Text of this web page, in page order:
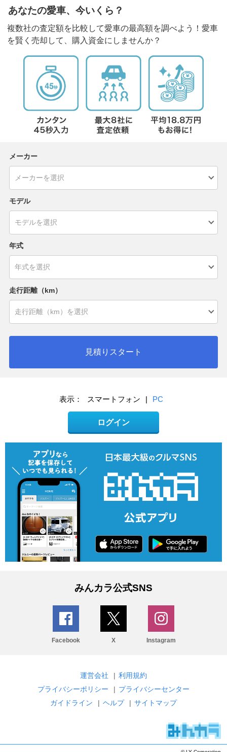
あなたの愛車、今いくら？
複数社の査定額を比較して愛車の最高額を調べよう！愛車
を賢く売却して、購入資金にしませんか？
メーカー
モデル
年式
走行距離（km）
見積りスタート
表示： スマートフォン | PC
ログイン
みんカラ公式SNS
Facebook X Instagram
運営会社 | 利用規約
プライバシーポリシー
| プライバシーセンター
ガイドライン
| ヘルプ | サイトマップ